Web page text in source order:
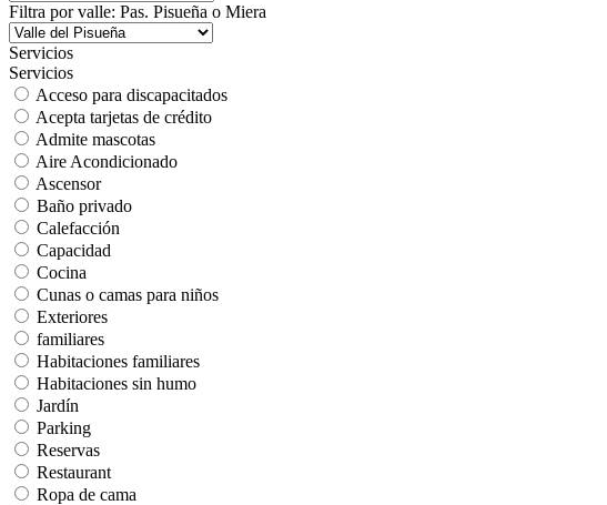
Filtra por valle: Pas. Pisueña o Miera
Servicios
Servicios
Acceso para discapacitados
Acepta tarjetas de crédito
Admite mascotas
Aire Acondicionado
Ascensor
Baño privado
Calefacción
Capacidad
Cocina
Cunas o camas para niños
Exteriores
familiares
Habitaciones familiares
Habitaciones sin humo
Jardín
Parking
Reservas
Restaurant
Ropa de cama